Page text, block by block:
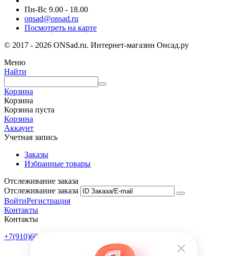
Пн-Вс 9.00 - 18.00
onsad@onsad.ru
Посмотреть на карте
© 2017 - 2026 ONSad.ru. Интернет-магазин Онсад.ру
Меню
Найти
Корзина
Корзина
Корзина пуста
Корзина
Аккаунт
Учетная запись
Заказы
Избранные товары
Отслеживание заказа
Отслеживание заказа
ВойтиРегистрация
Контакты
Контакты
+7(910)601-10-10